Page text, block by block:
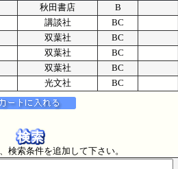
秋田書店 B
講談社 BC
双葉社 BC
双葉社 BC
双葉社 BC
光文社 BC
検索条件を追加して下さい。